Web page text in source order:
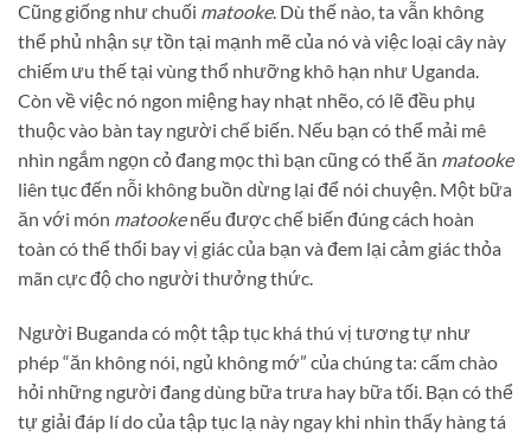
Cũng giống như chuối matooke. Dù thế nào, ta vẫn không
thể phủ nhận sự tồn tại mạnh mẽ của nó và việc loại cây này
chiếm ưu thế tại vùng thổ nhưỡng khô hạn như Uganda.
Còn về việc nó ngon miệng hay nhạt nhẽo, có lẽ đều phụ
thuộc vào bàn tay người chế biến. Nếu bạn có thể mải mê
nhìn ngắm ngọn cỏ đang mọc thì bạn cũng có thể ăn matooke
liên tục đến nỗi không buồn dừng lại để nói chuyện. Một bữa
ăn với món matookenếu được chế biến đúng cách hoàn
toàn có thể thổi bay vị giác của bạn và đem lại cảm giác thỏa
mãn cực độ cho người thưởng thức.
Người Buganda có một tập tục khá thú vị tương tự như
phép “ăn không nói, ngủ không mớ” của chúng ta: cấm chào
hỏi những người đang dùng bữa trưa hay bữa tối. Bạn có thể
tự giải đáp lí do của tập tục lạ này ngay khi nhìn thấy hàng tá